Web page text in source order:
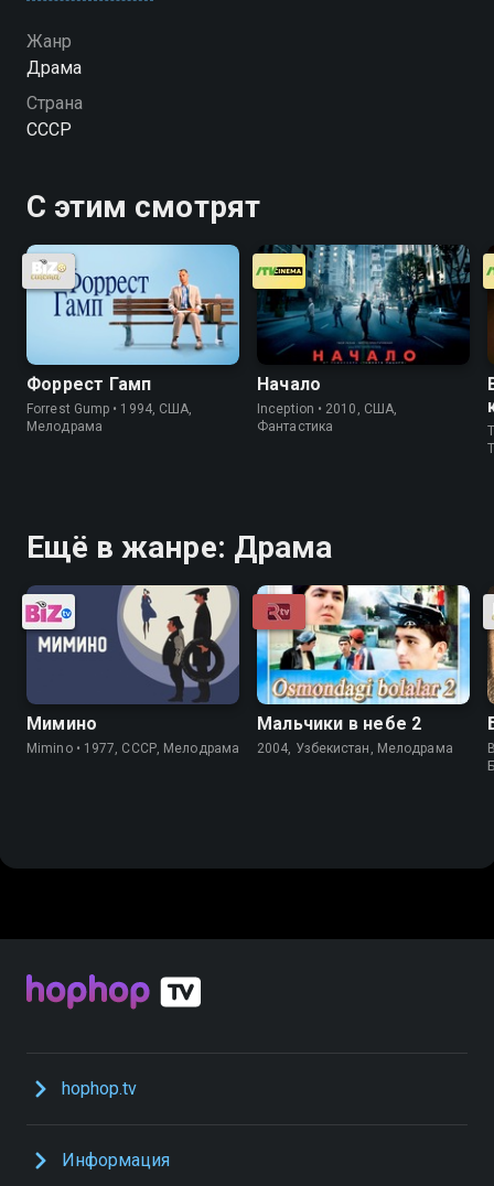
Жанр
Драма
Страна
СССР
С этим смотрят
Форрест Гамп
Forrest Gump • 1994, США,
Мелодрама
Начало
Inception • 2010, США,
Фантастика
Ещё в жанре: Драма
Мимино
Mimino • 1977, СССР, Мелодрама
Мальчики в небе 2
2004, Узбекистан, Мелодрама
hophop.tv
Информация